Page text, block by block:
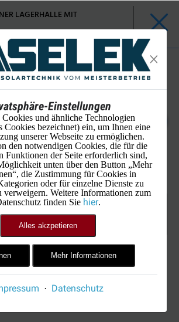
LAGERHALLE MIT
Einstellungen
Cookies und ähnliche Technologien
Cookies bezeichnet) ein, um Ihnen eine
unserer Webseite zu ermöglichen.
den notwendigen Cookies, die für die
Funktionen der Seite erforderlich sind,
unten über den Button „Mehr
die Zustimmung für Cookies in
oder für einzelne Dienste zu
verweigern. Weitere Informationen zum
finden Sie hier.
Alles akzpetieren
Mehr Informationen
· Datenschutz